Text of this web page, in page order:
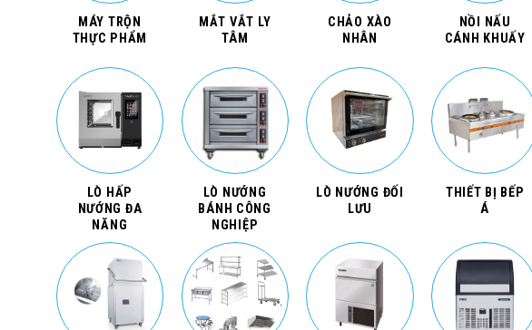
MÁY TRỘN
THỰC PHẨM
MẮT VẮT LY
TÂM
CHẢO XÀO
NHÂN
NỒI NẤU
CÁNH KHUẤY
LÒ HẤP
NƯỚNG ĐA
NĂNG
LÒ NƯỚNG
BÁNH CÔNG
NGHIỆP
LÒ NƯỚNG ĐỐI
LƯU
THIẾT BỊ BẾP
Á